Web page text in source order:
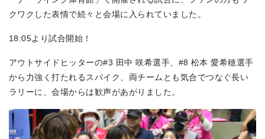
クワクした表情で続々と会場に入られていました。
18:05より試合開始！
アウトサイドヒッターの#3 田中 咲希選手、#8 松本 愛希穂選手
から力強く打たれるスパイク、両チームとも気合でつなぐ長い
ラリーに、会場からは歓声があがりました。